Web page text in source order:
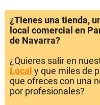
¿Tienes una tienda,
local comercial en
de Navarra?
¿Quieres salir en
Local y que miles de
que ofreces con una
por profesionales?